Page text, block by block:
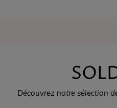
Découvrez notre sélection